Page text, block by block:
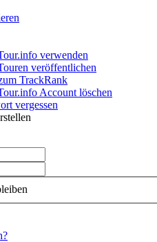
verwenden
veröffentlichen
TrackRank
Account löschen
vergessen